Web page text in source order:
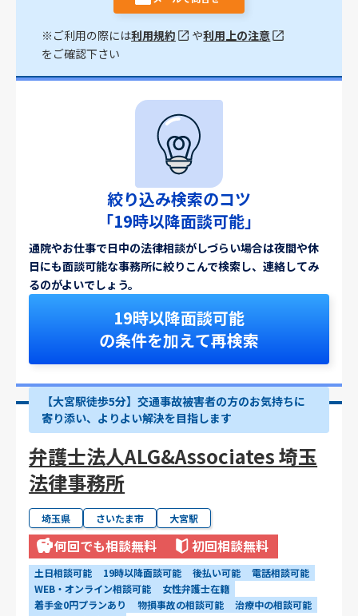
※ご利用の際には利用規約 や利用上の注意
をご確認下さい
絞り込み検索のコツ
「19時以降面談可能」
通院やお仕事で日中の法律相談がしづらい場合は夜間や休
日にも面談可能な事務所に絞りこんで検索し、連絡してみ
るのがよいでしょう。
19時以降面談可能
の条件を加えて再検索
【大宮駅徒歩5分】交通事故被害者の方のお気持ちに
寄り添い、よりよい解決を目指します
弁護士法人ALG&Associates 埼玉
法律事務所
埼玉県 さいたま市 大宮駅
何回でも相談無料 初回相談無料
土日相談可能 19時以降面談可能 後払い可能
電話相談可能
WEB・オンライン相談可能
女性弁護士在籍
着手金0円プランあり
物損事故の相談可能
治療中の相談可能